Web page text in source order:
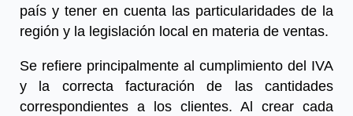
país y tener en cuenta las particularidades de la
región y la legislación local en materia de ventas.
Se refiere principalmente al cumplimiento del IVA
y la correcta facturación de las cantidades
correspondientes a los clientes. Al crear cada